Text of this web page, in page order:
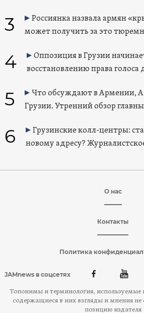
3
Россиянка назвала армян
может получить за это
4
Оппозиция в Грузии
восстановлению права голоса
5
Что обсуждают в Армении,
Грузии. Утренний обзор
6
Грузинские колл-центры:
новому адресу?
О нас
Контакты
Политика
JAMnews в соцсетях
Топонимы и терминология, используемые
содержащиеся в них взгляды и мнения не
позицию издателя